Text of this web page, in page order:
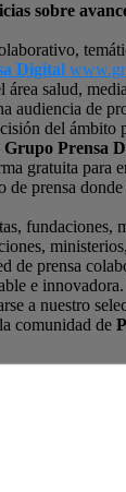
sobre
Digital
área salud,
audiencia de
del
Grupo Prensa
gratuita para
de prensa
fundaciones,
de prensa
e
a nuestro
comunidad de